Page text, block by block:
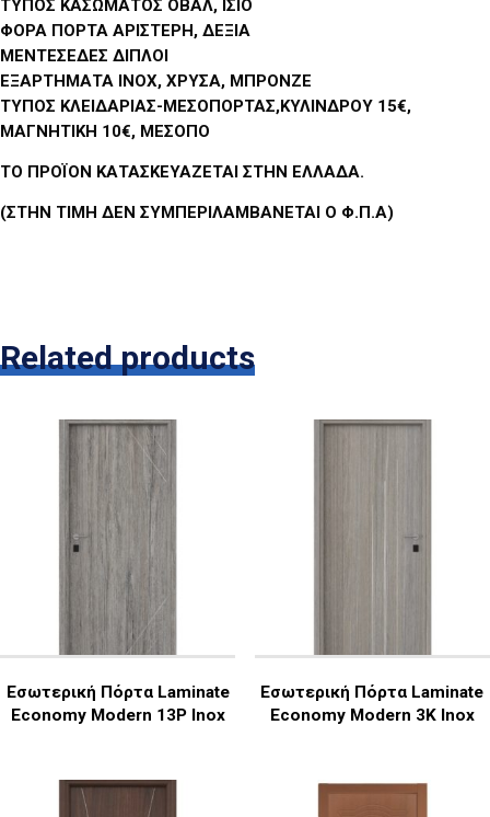
ΤΥΠΟΣ ΚΑΣΩΜΑΤΟΣ ΟΒΑΛ, ΙΣΙΟ
ΦΟΡΑ ΠΟΡΤΑ ΑΡΙΣΤΕΡΗ, ΔΕΞΙΑ
ΜΕΝΤΕΣΕΔΕΣ ΔΙΠΛΟΙ
ΕΞΑΡΤΗΜΑΤΑ ΙΝΟΧ, ΧΡΥΣΑ, ΜΠΡΟΝΖΕ
ΤΥΠΟΣ ΚΛΕΙΔΑΡΙΑΣ-ΜΕΣΟΠΟΡΤΑΣ,ΚΥΛΙΝΔΡΟΥ 15€,
ΜΑΓΝΗΤΙΚΗ 10€, ΜΕΣΟΠΟ
ΤΟ ΠΡΟΪΟΝ ΚΑΤΑΣΚΕΥΑΖΕΤΑΙ ΣΤΗΝ ΕΛΛΑΔΑ.
(ΣΤΗΝ ΤΙΜΗ ΔΕΝ ΣΥΜΠΕΡΙΛΑΜΒΑΝΕΤΑΙ Ο Φ.Π.Α)
Related products
Εσωτερική Πόρτα Laminate
Economy Modern 13P Inox
Εσωτερική Πόρτα Laminate
Economy Modern 3K Inox